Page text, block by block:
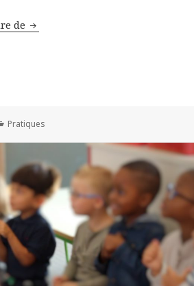
de L’inscription aux ateliers
Catégories
Pratiques